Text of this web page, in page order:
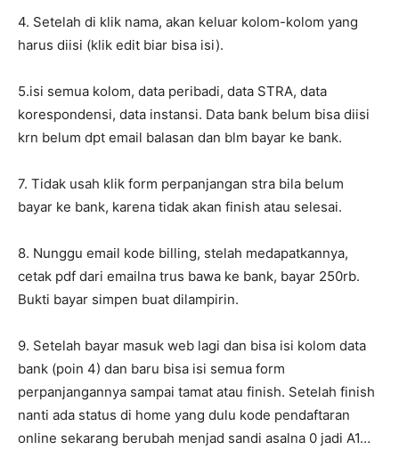
4. Setelah di klik nama, akan keluar kolom-kolom yang
harus diisi (klik edit biar bisa isi).
5.isi semua kolom, data peribadi, data STRA, data
korespondensi, data instansi. Data bank belum bisa diisi
krn belum dpt email balasan dan blm bayar ke bank.
7. Tidak usah klik form perpanjangan stra bila belum
bayar ke bank, karena tidak akan finish atau selesai.
8. Nunggu email kode billing, stelah medapatkannya,
cetak pdf dari emailna trus bawa ke bank, bayar 250rb.
Bukti bayar simpen buat dilampirin.
9. Setelah bayar masuk web lagi dan bisa isi kolom data
bank (poin 4) dan baru bisa isi semua form
perpanjangannya sampai tamat atau finish. Setelah finish
nanti ada status di home yang dulu kode pendaftaran
online sekarang berubah menjad sandi asalna 0 jadi A1…